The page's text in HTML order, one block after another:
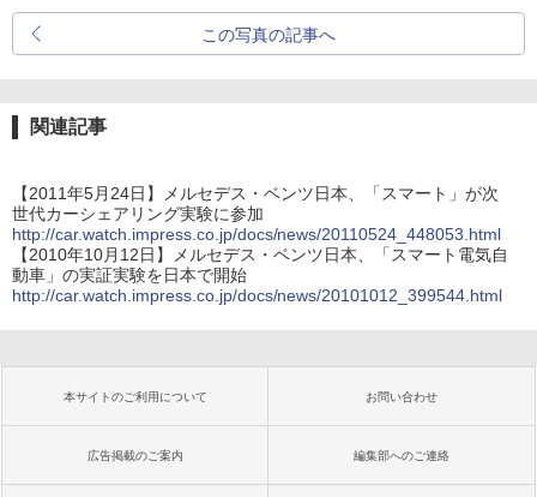
この写真の記事へ
関連記事
【2011年5月24日】メルセデス・ベンツ日本、「スマート」が次
世代カーシェアリング実験に参加
http://car.watch.impress.co.jp/docs/news/20110524_448053.html
【2010年10月12日】メルセデス・ベンツ日本、「スマート電気自
動車」の実証実験を日本で開始
http://car.watch.impress.co.jp/docs/news/20101012_399544.html
本サイトのご利用について お問い合わせ
広告掲載のご案内 編集部へのご連絡